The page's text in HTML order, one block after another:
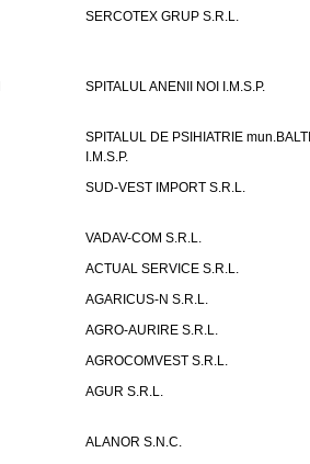
SERCOTEX GRUP S.R.L.
SPITALUL ANENII NOI I.M.S.P.
SPITALUL DE PSIHIATRIE mun.BALTI
I.M.S.P.
SUD-VEST IMPORT S.R.L.
VADAV-COM S.R.L.
ACTUAL SERVICE S.R.L.
AGARICUS-N S.R.L.
AGRO-AURIRE S.R.L.
AGROCOMVEST S.R.L.
AGUR S.R.L.
ALANOR S.N.C.